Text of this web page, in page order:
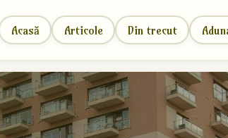
Acasă Articole Din trecut